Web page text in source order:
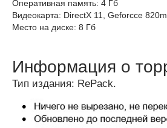
Оперативная память: 4 Гб
Видеокарта: DirectX 11, Geforcce 820m
Место на диске: 8 Гб
Информация о
Тип издания: RePack.